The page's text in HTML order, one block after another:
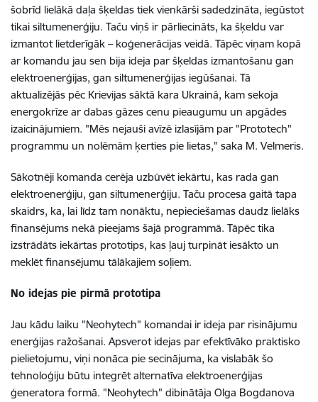
šobrīd lielākā daļa šķeldas tiek vienkārši sadedzināta, iegūstot
tikai siltumenerģiju. Taču viņš ir pārliecināts, ka šķeldu var
izmantot lietderīgāk – koģenerācijas veidā. Tāpēc viņam kopā
ar komandu jau sen bija ideja par šķeldas izmantošanu gan
elektroenerģijas, gan siltumenerģijas iegūšanai. Tā
aktualizējās pēc Krievijas sāktā kara Ukrainā, kam sekoja
energokrīze ar dabas gāzes cenu pieaugumu un apgādes
izaicinājumiem. "Mēs nejauši avīzē izlasījām par "Prototech"
programmu un nolēmām ķerties pie lietas," saka M. Velmeris.
Sākotnēji komanda cerēja uzbūvēt iekārtu, kas rada gan
elektroenerģiju, gan siltumenerģiju. Taču procesa gaitā tapa
skaidrs, ka, lai līdz tam nonāktu, nepieciešamas daudz lielāks
finansējums nekā pieejams šajā programmā. Tāpēc tika
izstrādāts iekārtas prototips, kas ļauj turpināt iesākto un
meklēt finansējumu tālākajiem soļiem.
No idejas pie pirmā prototipa
Jau kādu laiku "Neohytech" komandai ir ideja par risinājumu
enerģijas ražošanai. Apsverot idejas par efektīvāko praktisko
pielietojumu, viņi nonāca pie secinājuma, ka vislabāk šo
tehnoloģiju būtu integrēt alternatīva elektroenerģijas
ģeneratora formā. "Neohytech" dibinātāja Olga Bogdanova